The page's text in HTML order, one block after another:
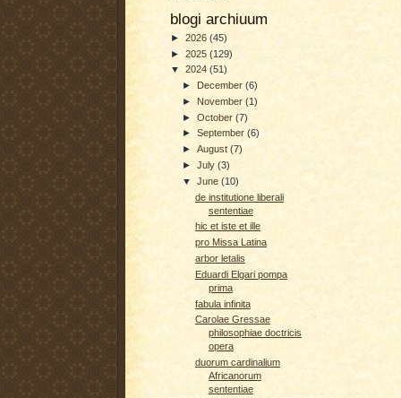
blogi archiuum
► 2026 (45)
► 2025 (129)
▼ 2024 (51)
►December(6)
►November(1)
►October(7)
►September(6)
►August(7)
►July(3)
▼June(10)
de institutione liberali
sententiae
hic et iste et ille
pro Missa Latina
arbor letalis
Eduardi Elgari pompa
prima
fabula infinita
Carolae Gressae
philosophiae doctricis
opera
duorum cardinalium
Africanorum
sententiae